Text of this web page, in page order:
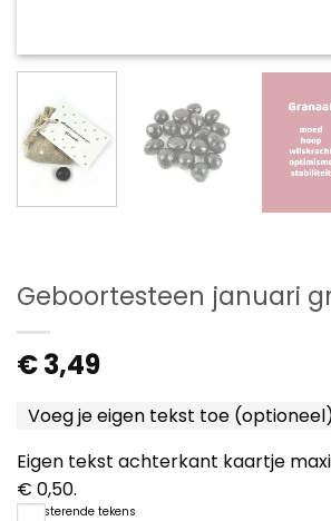
Geboortesteen januari
€3,49
Voeg je eigen tekst toe
Eigen tekst achterkant kaartje
€ 0,50.
resterende tekens